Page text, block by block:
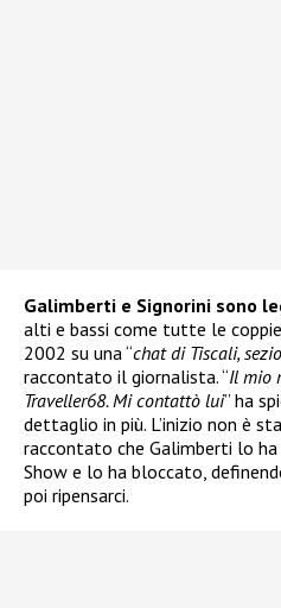
Galimberti e Signorini sono
alti e bassi come tutte le
2002 su una “chat di Tiscali,
raccontato il giornalista. “Il mio
Traveller68. Mi contattò lui” ha
dettaglio in più. L’inizio non è
raccontato che Galimberti lo
Show e lo ha bloccato,
poi ripensarci.